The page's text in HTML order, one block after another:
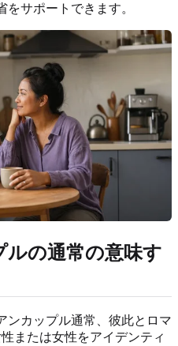
サポートできます。
ルの通常の意味す
ンカップル通常、彼此とロマ
または女性をアイデンティ